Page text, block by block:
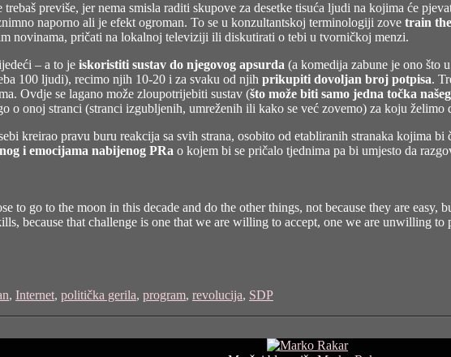
previše, jer nema smisla raditi skupove za desetke tisuća ljudi na kojima će
naporno ali je efekt ogroman. To se u konzultantskoj terminologiji zove train
novinama, pričati na lokalnoj televiziji ili diskutirati o tebi u tvorničkoj menzi.
– a to je iskoristiti sustav do njegovog apsurda (a komedija zabune je ono što
100 ljudi), recimo njih 10-20 i za svaku od njih prikupiti dovoljan broj potpisa.
Ovdje se lagano može zloupotrijebiti sustav (što može biti samo jedna točka
o onoj stranci (stranci izgubljenih, umreženih ili kako se već zovemo) za koju želimo
kreirao pravu buru reakcija sa svih strana, osobito od etabliranih stranaka kojima
i emocijama nabijenog PRa o kojem bi se pričalo tjednima pa bi umjesto da
to go to the moon in this decade and do the other things, not because they are easy,
because that challenge is one that we are willing to accept, one we are unwilling
, Internet, politička gerila, program, revolucija, SDP